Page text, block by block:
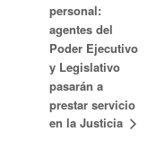
personal:
agentes del
Poder Ejecutivo
y Legislativo
pasarán a
prestar servicio
en la Justicia